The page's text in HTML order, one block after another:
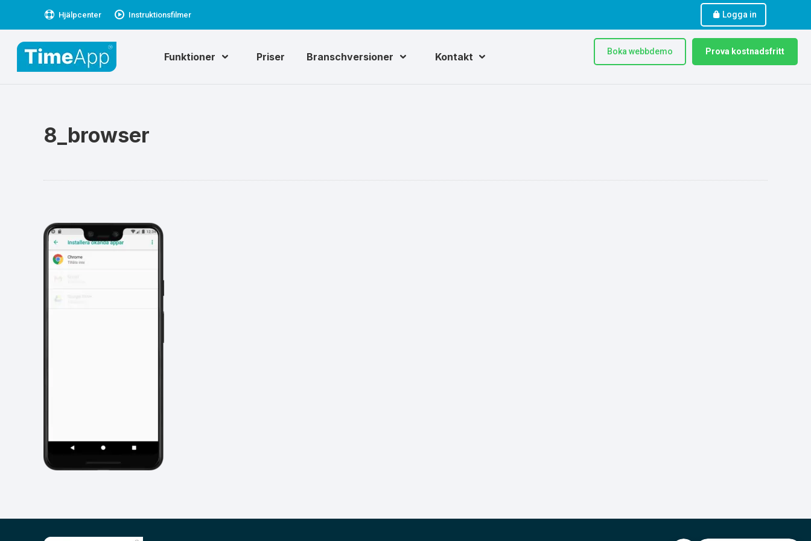
Hjälpcenter Instruktionsfilmer Logga in
Funktioner Priser Branschversioner Kontakt Boka webbdemo Prova kostnadsfritt
8_browser